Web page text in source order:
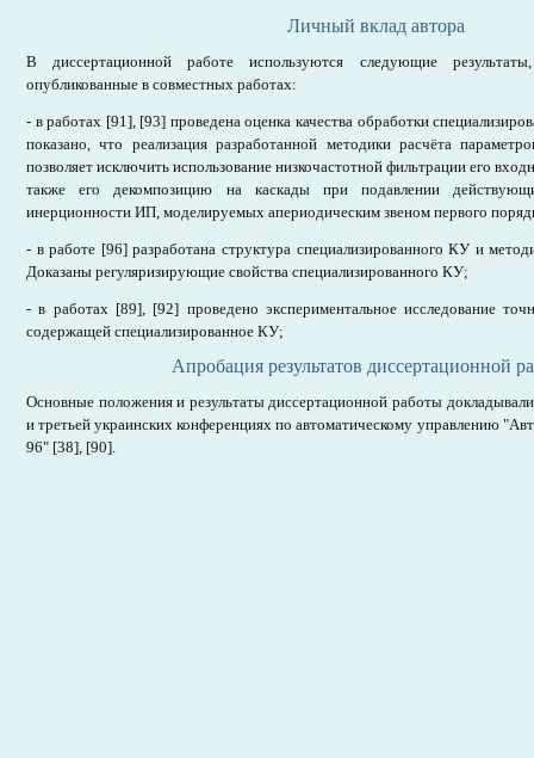
Личный вклад автора
В диссертационной работе используются следующие
опубликованные в совместных работах:
- в работах [91], [93] проведена оценка качества обработки
показано, что реализация разработанной методики расчёта
позволяет исключить использование низкочастотной фильтрации его
также его декомпозицию на каскады при подавлении
инерционности ИП, моделируемых апериодическим звеном первого
- в работе [96] разработана структура специализированного КУ и
Доказаны регуляризирующие свойства специализированного КУ;
- в работах [89], [92] проведено экспериментальное исследование
содержащей специализированное КУ;
Апробация результатов диссертационной
Основные положения и результаты диссертационной работы
и третьей украинских конференциях по автоматическому управлению
96" [38], [90].